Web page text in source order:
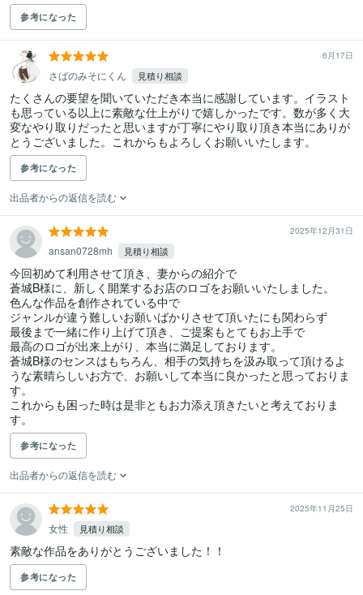
参考になった
6月17日
さばのみそにくん 見積り相談
たくさんの要望を聞いていただき本当に感謝しています。イラスト
も思っている以上に素敵な仕上がりで嬉しかったです。数が多く大
変なやり取りだったと思いますが丁寧にやり取り頂き本当にありが
とうございました。これからもよろしくお願いいたします。
参考になった
出品者からの返信を読む
2025年12月31日
ansan0728mh 見積り相談
今回初めて利用させて頂き、妻からの紹介で
蒼城B様に、新しく開業するお店のロゴをお願いいたしました。
色んな作品を創作されている中で
ジャンルが違う難しいお願いばかりさせて頂いたにも関わらず
最後まで一緒に作り上げて頂き、ご提案もとてもお上手で
最高のロゴが出来上がり、本当に満足しております。
蒼城B様のセンスはもちろん、相手の気持ちを汲み取って頂けるよ
うな素晴らしいお方で、お願いして本当に良かったと思っておりま
す。
これからも困った時は是非ともお力添え頂きたいと考えておりま
す。
参考になった
出品者からの返信を読む
2025年11月25日
女性 見積り相談
素敵な作品をありがとうございました！！
参考になった